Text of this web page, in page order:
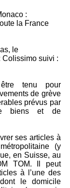
:
la France
le
Colissimo suivi :
tenu pour
de grève
prévus par
biens et de
ses articles à
(y
en Suisse, au
TOM. Il peut
à l’une des
le domicile